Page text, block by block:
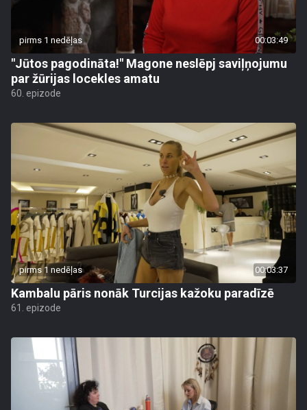
pirms 1 nedēļas 00:03:49
"Jūtos pagodināta!" Magone neslēpj saviļņojumu
par žūrijas locekles amatu
60. epizode
pirms 1 nedēļas 00:03:37
Kambalu pāris nonāk Turcijas kažoku paradīzē
61. epizode